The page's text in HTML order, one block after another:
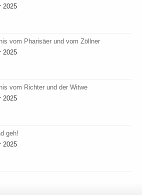
2025
vom Pharisäer und vom Zöllner
2025
vom Richter und der Witwe
2025
geh!
2025